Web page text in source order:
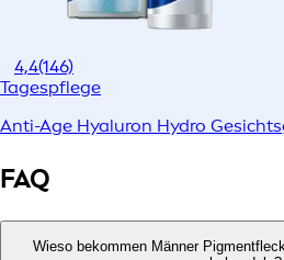
4,4(146)
Tagespflege
Anti-Age Hyaluron Hydro
FAQ
Wieso bekommen Männer